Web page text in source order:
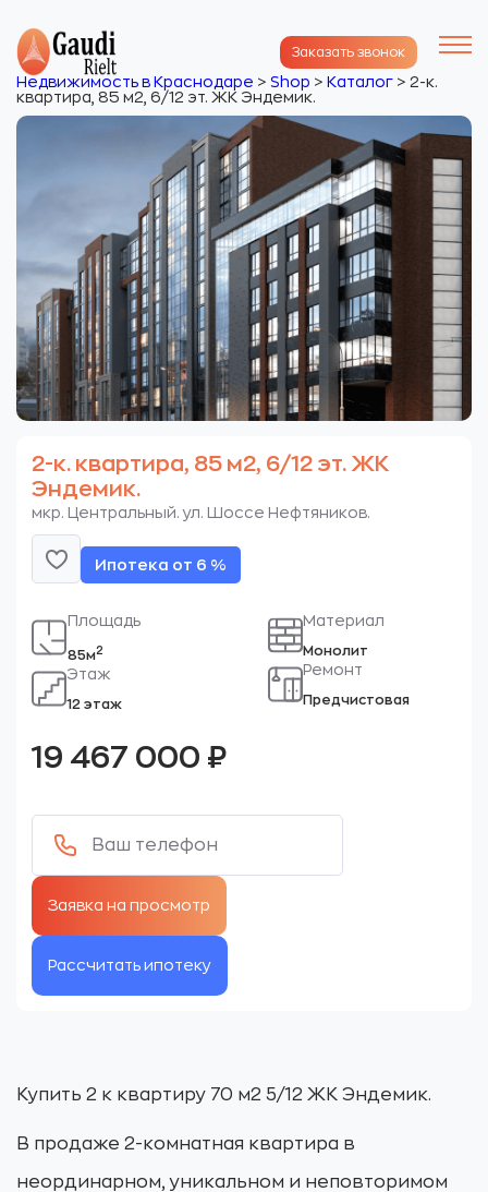
Заказать звонок
Недвижимость в Краснодаре > Shop > Каталог > 2-к.
квартира, 85 м2, 6/12 эт. ЖК Эндемик.
2-к. квартира, 85 м2, 6/12 эт. ЖК
Эндемик.
мкр. Центральный. ул. Шоссе Нефтяников.
Ипотека от 6 %
Площадь
85м2
Этаж
12 этаж
Материал
Монолит
Ремонт
Предчистовая
19 467 000 ₽
Рассчитать ипотеку
Купить 2 к квартиру 70 м2 5/12 ЖК Эндемик.
В продаже 2-комнатная квартира в
неординарном, уникальном и неповторимом